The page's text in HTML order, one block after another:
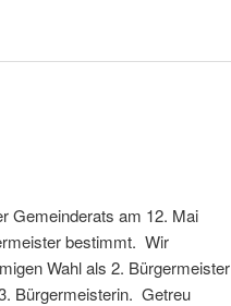
Gemeinderats am 12. Mai
bestimmt. Wir
Wahl als 2. Bürgermeister
Bürgermeisterin. Getreu